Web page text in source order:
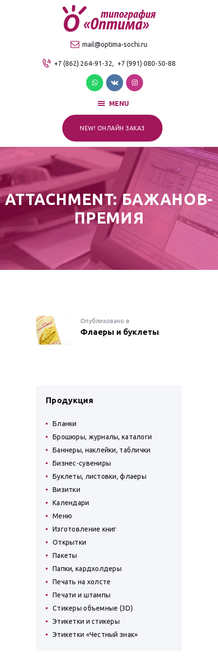
mail@optima-sochi.ru
+7 (862) 264-91-32, +7 (991) 080-50-88
MENU
NEW! ОНЛАЙН ЗАКАЗ
ATTACHMENT: БАЖАНОВ-
ПРЕМИЯ
Качественная типография в Сочи
О компании
Продукция
Услуги
Прайс-лист
Для клиентов
НАВИГАЦИЯ
ПО
Опубликовано вПредыдущая
запись:
Флаеры и буклеты
Продукция
Бланки
Брошюры, журналы, каталоги
Баннеры, наклейки, таблички
Бизнес-сувениры
Буклеты, листовки, флаеры
Визитки
Календари
Меню
Изготовление книг
Открытки
Пакеты
Папки, кардхолдеры
Печать на холсте
Печати и штампы
Стикеры объемные (3D)
Этикетки и стикеры
Этикетки «Честный знак»